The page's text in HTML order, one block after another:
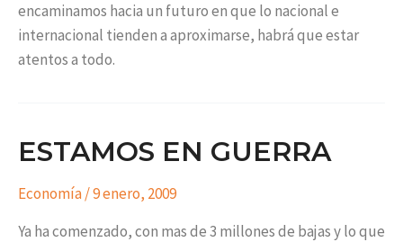
encaminamos hacia un futuro en que lo nacional e
internacional tienden a aproximarse, habrá que estar
atentos a todo.
ESTAMOS EN GUERRA
Economía/9 enero, 2009
Ya ha comenzado, con mas de 3 millones de bajas y lo que